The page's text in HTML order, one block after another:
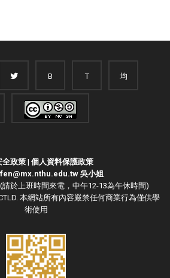
B T 均
全政策| 個人資料保護政策
吳小姐
請於上班時間來電，中午12-13為午休時間)
本網站所有內容嚴禁任何商業行為僅供學
術使用